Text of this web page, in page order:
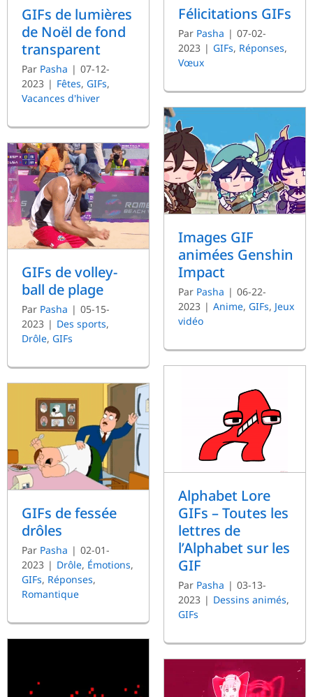
GIFs de lumières
de Noël de fond
transparent
Par Pasha | 07-12-
2023 | Fêtes, GIFs,
Vacances d'hiver
Félicitations GIFs
Par Pasha | 07-02-
2023 | GIFs, Réponses,
Vœux
Images GIF
animées Genshin
Impact
Par Pasha | 06-22-
2023 | Anime, GIFs, Jeux
vidéo
GIFs de volley-
ball de plage
Par Pasha | 05-15-
2023 | Des sports,
Drôle, GIFs
Alphabet Lore
GIFs – Toutes les
lettres de
l’Alphabet sur les
GIF
Par Pasha | 03-13-
2023 | Dessins animés,
GIFs
GIFs de fessée
drôles
Par Pasha | 02-01-
2023 | Drôle, Émotions,
GIFs, Réponses,
Romantique